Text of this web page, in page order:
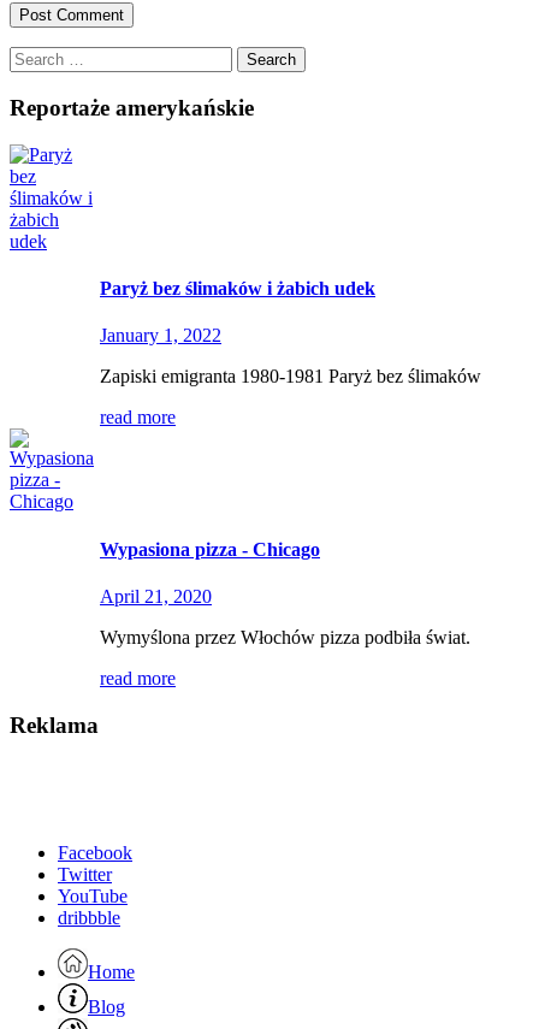
Search
for:
Reportaże amerykańskie
Paryż bez ślimaków i żabich udek
January 1, 2022
Zapiski emigranta 1980-1981 Paryż bez ślimaków
read more
Wypasiona pizza - Chicago
April 21, 2020
Wymyślona przez Włochów pizza podbiła świat.
read more
Reklama
Facebook
Twitter
YouTube
dribbble
Home
Blog